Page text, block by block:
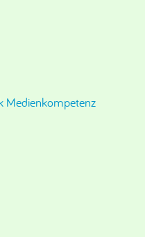
Medienkompetenz